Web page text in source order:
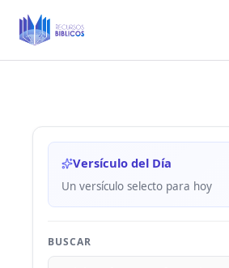
Versículo del Día
Un versículo selecto para hoy
BUSCAR